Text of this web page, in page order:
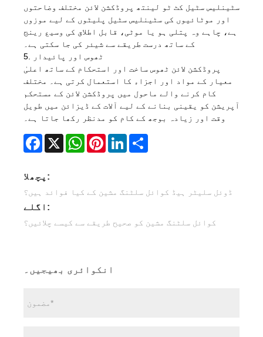
سٹینلیس سٹیل کٹ ٹو لینتھ پروڈکشن لائن مختلف وضاحتوں
اور موٹائیوں کی سٹینلیس سٹیل پلیٹوں کے لیے موزوں
ہے، چاہے وہ پتلی ہو یا موٹی، قابل اطلاق کی وسیع رینج
کے ساتھ درست طریقے سے شیئر کی جا سکتی ہے۔
5. ٹھوس اور پائیدار
پروڈکشن لائن ٹھوس ساخت اور استحکام کے ساتھ اعلیٰ
معیار کے مواد اور اجزاء کا استعمال کرتی ہے۔ مختلف
کام کرنے والے ماحول میں پروڈکشن لائن کے مستحکم
آپریشن کو یقینی بنانے کے لیے آلات کے ڈیزائن میں طویل
وقت اور زیادہ بوجھ کے کام کو مدنظر رکھا جاتا ہے۔
Facebook
X WhatsAppPinterestLinkedIn
پچھلا:
ڈوئل سلیٹر ہیڈ کوائل سلٹنگ مشین کے کیا فوائد ہیں؟
اگلے:
کوائل سلٹنگ مشین کو صحیح طریقے سے کیسے چلائیں؟
انکوائری بھیجیں۔